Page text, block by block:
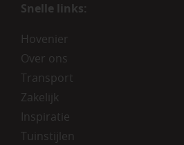
Snelle links:
Hovenier
Over ons
Transport
Zakelijk
Inspiratie
Tuinstijlen